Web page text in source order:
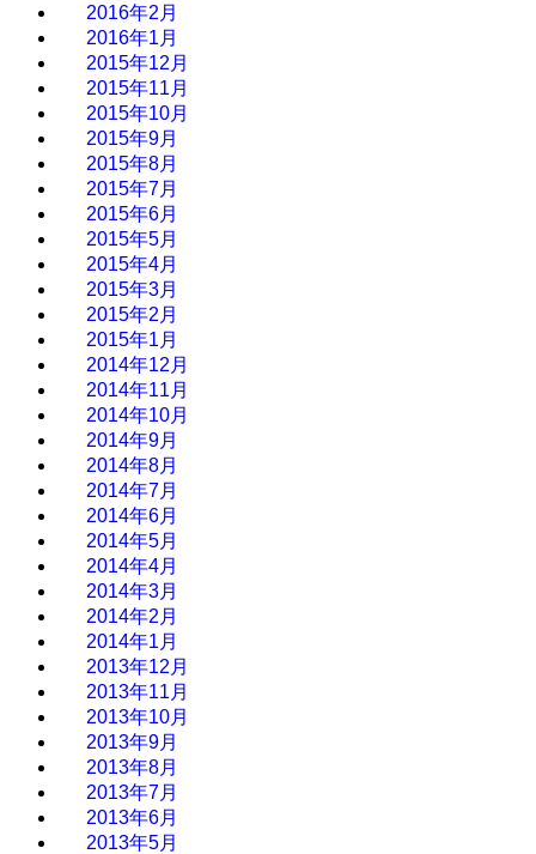
2016年2月
2016年1月
2015年12月
2015年11月
2015年10月
2015年9月
2015年8月
2015年7月
2015年6月
2015年5月
2015年4月
2015年3月
2015年2月
2015年1月
2014年12月
2014年11月
2014年10月
2014年9月
2014年8月
2014年7月
2014年6月
2014年5月
2014年4月
2014年3月
2014年2月
2014年1月
2013年12月
2013年11月
2013年10月
2013年9月
2013年8月
2013年7月
2013年6月
2013年5月